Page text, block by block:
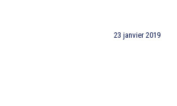
23 janvier 2019